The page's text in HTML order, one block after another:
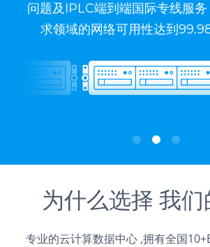
问题及IPLC端到端国际专线服
求领域的网络可用性达到
为什么选择 我
专业的云计算数据中心 ,拥有全国